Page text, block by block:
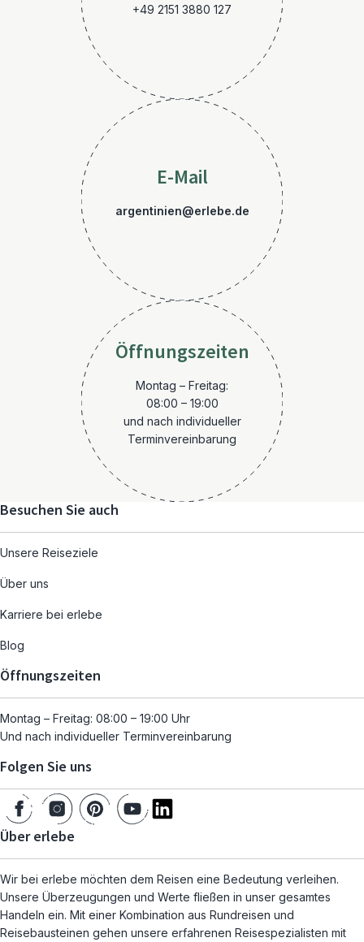
+49 2151 3880 127
E-Mail
argentinien@erlebe.de
Öffnungszeiten
Montag – Freitag:
08:00 – 19:00
und nach individueller
Terminvereinbarung
Besuchen Sie auch
Unsere Reiseziele
Über uns
Karriere bei erlebe
Blog
Öffnungszeiten
Montag – Freitag: 08:00 – 19:00 Uhr
Und nach individueller Terminvereinbarung
Folgen Sie uns
Über erlebe
Wir bei erlebe möchten dem Reisen eine Bedeutung verleihen.
Unsere Überzeugungen und Werte fließen in unser gesamtes
Handeln ein. Mit einer Kombination aus Rundreisen und
Reisebausteinen gehen unsere erfahrenen Reisespezialisten mit